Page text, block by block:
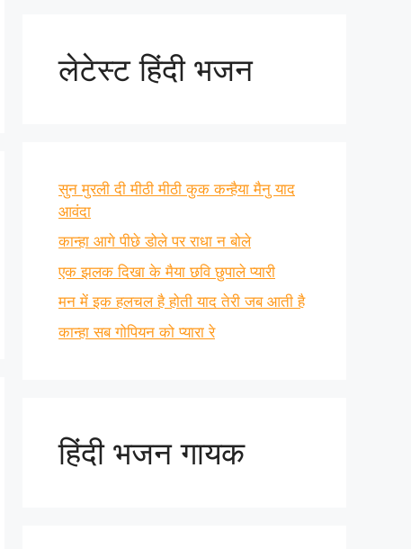
लेटेस्ट हिंदी भजन
सुन मुरली दी मीठी मीठी कुक कन्हैया मैनु याद
आवंदा
कान्हा आगे पीछे डोले पर राधा न बोले
एक झलक दिखा के मैया छवि छुपाले प्यारी
मन में इक हलचल है होती याद तेरी जब आती है
कान्हा सब गोपियन को प्यारा रे
हिंदी भजन गायक